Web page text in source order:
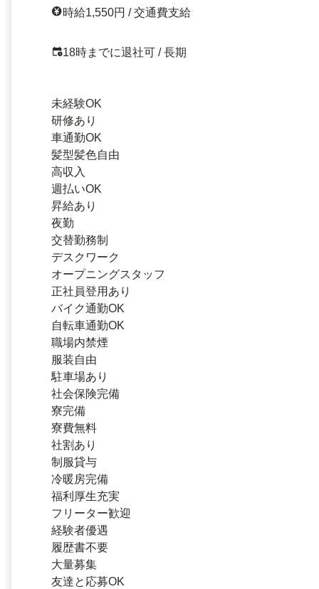
時給1,550円 / 交通費支給
18時までに退社可 / 長期
未経験OK
研修あり
車通勤OK
髪型髪色自由
高収入
週払いOK
昇給あり
夜勤
交替勤務制
デスクワーク
オープニングスタッフ
正社員登用あり
バイク通勤OK
自転車通勤OK
職場内禁煙
服装自由
駐車場あり
社会保険完備
寮完備
寮費無料
社割あり
制服貸与
冷暖房完備
福利厚生充実
フリーター歓迎
経験者優遇
履歴書不要
大量募集
友達と応募OK